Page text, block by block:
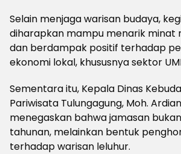
Selain menjaga warisan budaya,
diharapkan mampu menarik minat
dan berdampak positif terhadap
ekonomi lokal, khususnya sektor
Sementara itu, Kepala Dinas
Pariwisata Tulungagung, Moh.
menegaskan bahwa jamasan
tahunan, melainkan bentuk
terhadap warisan leluhur.